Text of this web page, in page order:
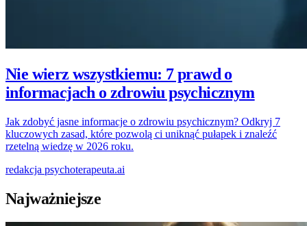
Nie wierz wszystkiemu: 7 prawd o
informacjach o zdrowiu psychicznym
Jak zdobyć jasne informacje o zdrowiu psychicznym? Odkryj 7
kluczowych zasad, które pozwolą ci uniknąć pułapek i znaleźć
rzetelną wiedzę w 2026 roku.
redakcja psychoterapeuta.ai
Najważniejsze